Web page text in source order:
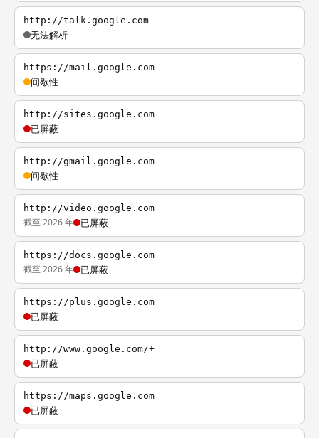
http://talk.google.com
无法解析
https://mail.google.com
间歇性
http://sites.google.com
已屏蔽
http://gmail.google.com
间歇性
http://video.google.com
截至 2026 年 已屏蔽
https://docs.google.com
截至 2026 年 已屏蔽
https://plus.google.com
已屏蔽
http://www.google.com/+
已屏蔽
https://maps.google.com
已屏蔽